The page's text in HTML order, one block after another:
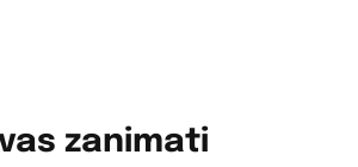
zanimati